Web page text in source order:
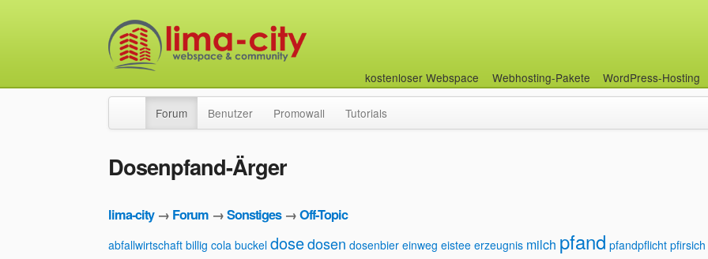
kostenloser Webspace Webhosting-Pakete WordPress-Hosting
Forum Benutzer Promowall Tutorials
Dosenpfand-Ärger
lima-city→ Forum →Sonstiges→Off-Topic
abfallwirtschaft billig cola buckel dosedosen dosenbier einweg eistee erzeugnis milch pfand pfandpflicht pfirsich